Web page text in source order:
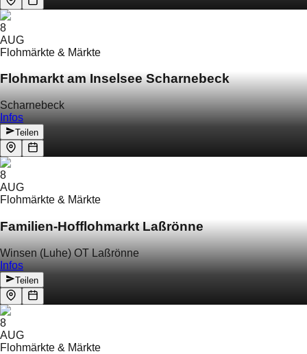
8
AUG
Flohmärkte & Märkte
Flohmarkt am Inselsee Scharnebeck
Scharnebeck
Infos
Teilen
8
AUG
Flohmärkte & Märkte
Familien-Hofflohmarkt Laßrönne
Winsen (Luhe) OT Laßrönne
Infos
Teilen
8
AUG
Flohmärkte & Märkte